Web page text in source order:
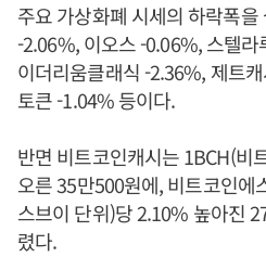
주요 가상화폐 시세의 하락폭
-2.06%, 이오스 -0.06%, 스텔
이더리움클래식 -2.36%, 제트
토큰 -1.04% 등이다.
반면 비트코인캐시는 1BCH(비
오른 35만500원에, 비트코인에
스브이 단위)당 2.10% 높아진
렸다.